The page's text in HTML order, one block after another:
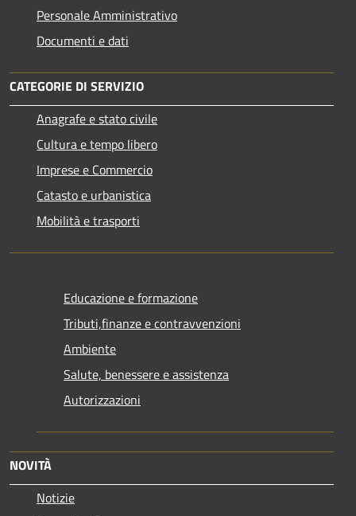
Personale Amministrativo
Documenti e dati
CATEGORIE DI SERVIZIO
Anagrafe e stato civile
Cultura e tempo libero
Imprese e Commercio
Catasto e urbanistica
Mobilità e trasporti
Educazione e formazione
Tributi,finanze e contravvenzioni
Ambiente
Salute, benessere e assistenza
Autorizzazioni
NOVITÀ
Notizie